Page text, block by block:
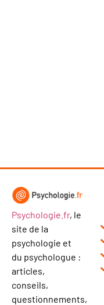
Psychologie.fr, le
site de la
psychologie et
du psychologue :
articles,
conseils,
questionnements,